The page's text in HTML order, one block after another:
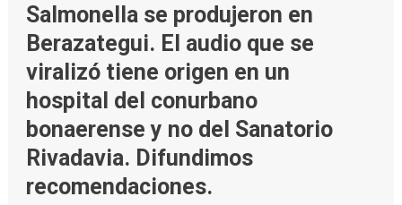
Salmonella se produjeron en
Berazategui. El audio que se
viralizó tiene origen en un
hospital del conurbano
bonaerense y no del Sanatorio
Rivadavia. Difundimos
recomendaciones.